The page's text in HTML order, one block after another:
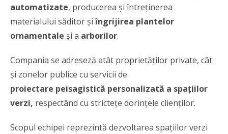
automatizate, producerea și întreținerea
materialului săditor șiîngrijirea plantelor
ornamentale și a arborilor.
Compania se adreseză atât proprietăților private, cât
și zonelor publice cu servicii de
proiectare peisagistică personalizată a spațiilor
verzi, respectând cu strictețe dorințele clienților.
Scopul echipei reprezintă dezvoltarea spațiilor verzi